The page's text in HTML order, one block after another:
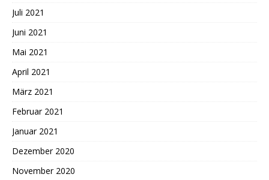
Juli 2021
Juni 2021
Mai 2021
April 2021
März 2021
Februar 2021
Januar 2021
Dezember 2020
November 2020